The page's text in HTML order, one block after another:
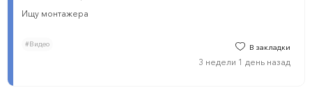
Ищу монтажера
#Видео В закладки
3 недели 1 день назад